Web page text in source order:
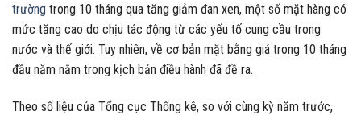
trường trong 10 tháng qua tăng giảm đan xen, một số mặt hàng có
mức tăng cao do chịu tác động từ các yếu tố cung cầu trong
nước và thế giới. Tuy nhiên, về cơ bản mặt bằng giá trong 10 tháng
đầu năm nằm trong kịch bản điều hành đã đề ra.
Theo số liệu của Tổng cục Thống kê, so với cùng kỳ năm trước,